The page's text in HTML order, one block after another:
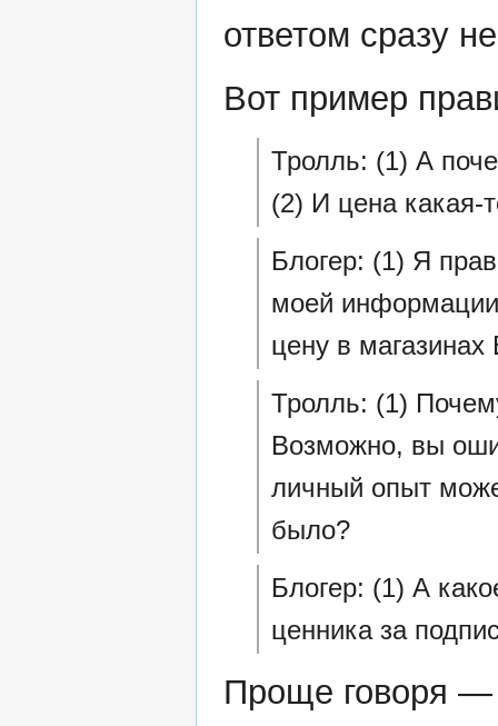
ответом сразу
Вот пример
Тролль: (1) А
(2) И цена какая-
Блогер: (1) Я
моей
цену в магазинах
Тролль: (1)
Возможно, вы
личный опыт
было?
Блогер: (1) А
ценника за
Проще говоря —